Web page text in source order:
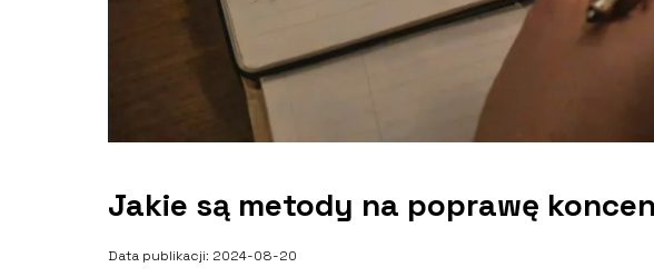
Jakie są metody na poprawę
Data publikacji: 2024-08-20